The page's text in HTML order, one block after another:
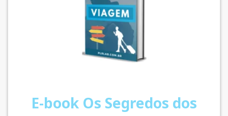
E-book Os Segredos dos